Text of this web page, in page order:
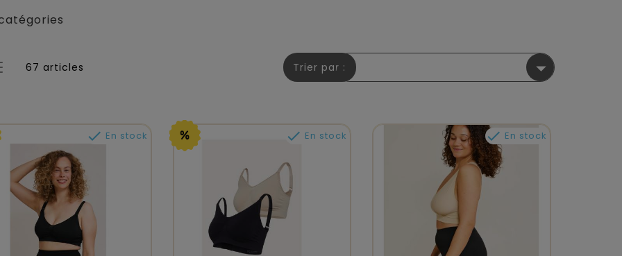
67 articles Trier par : 
 En stock  En stock  En stock